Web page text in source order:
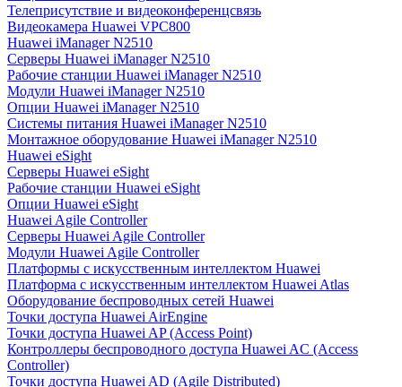
Телеприсутствие и видеоконференцсвязь
Видеокамера Huawei VPC800
Huawei iManager N2510
Серверы Huawei iManager N2510
Рабочие станции Huawei iManager N2510
Модули Huawei iManager N2510
Опции Huawei iManager N2510
Системы питания Huawei iManager N2510
Монтажное оборудование Huawei iManager N2510
Huawei eSight
Серверы Huawei eSight
Рабочие станции Huawei eSight
Опции Huawei eSight
Huawei Agile Controller
Серверы Huawei Agile Controller
Модули Huawei Agile Controller
Платформы с искусственным интеллектом Huawei
Платформа с искусственным интеллектом Huawei Atlas
Оборудование беспроводных сетей Huawei
Точки доступа Huawei AirEngine
Точки доступа Huawei AP (Access Point)
Контроллеры беспроводного доступа Huawei AC (Access
Controller)
Точки доступа Huawei AD (Agile Distributed)